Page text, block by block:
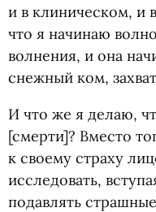
и в клиническом, и
что я начинаю
волнения, и она
снежный ком,
И что же я делаю,
[смерти]? Вместо
к своему страху
исследовать,
подавлять